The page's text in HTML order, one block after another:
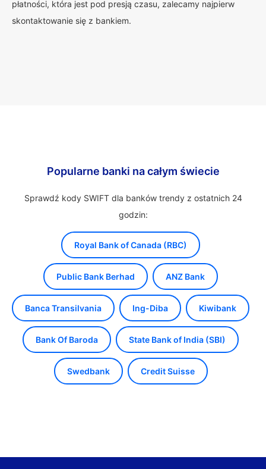
płatności, która jest pod presją czasu, zalecamy najpierw
skontaktowanie się z bankiem.
Popularne banki na całym świecie
Sprawdź kody SWIFT dla banków trendy z ostatnich 24
godzin:
Royal Bank of Canada (RBC)
Public Bank Berhad ANZ Bank
Banca Transilvania Ing-Diba Kiwibank
Bank Of Baroda State Bank of India (SBI)
Swedbank Credit Suisse